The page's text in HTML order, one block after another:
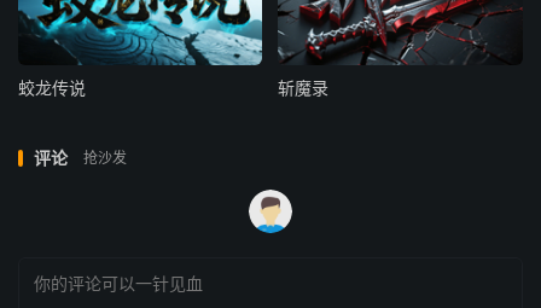
蛟龙传说 斩魔录
评论 抢沙发